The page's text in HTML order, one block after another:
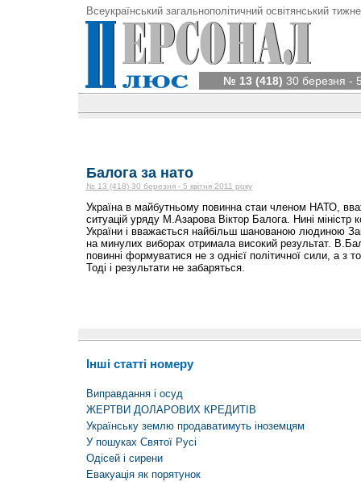
Всеукраїнський загальнополітичний освітянський
№ 13 (418) 30 березня -
Балога за нато
№ 13 (418) 30 березня - 5 квітня 2011 року
Україна в майбутньому повинна стаи членом НАТО,
ситуацій уряду М.Азарова Віктор Балога. Нині міністр
України і вважається найбільш шанованою людиною
на минулих виборах отримала високий результат.
повинні формуватися не з однієї політичної сили, а з
Тоді і результати не забаряться.
Інші статті номеру
Виправдання і осуд
ЖЕРТВИ ДОЛАРОВИХ КРЕДИТІВ
Українську землю продаватимуть іноземцям
У пошуках Святої Русі
Одісей і сирени
Евакуація як порятунок